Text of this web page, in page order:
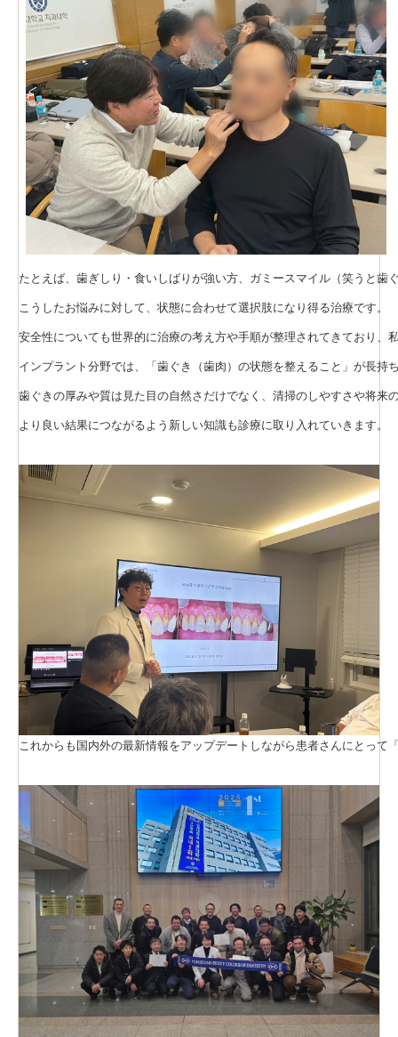
たとえば、歯ぎしり・食いしばりが強い方、ガミースマイル（笑うと
こうしたお悩みに対して、状態に合わせて選択肢になり得る治療です。
安全性についても世界的に治療の考え方や手順が整理されてきており、
インプラント分野では、「歯ぐき（歯肉）の状態を整えること」が長持
歯ぐきの厚みや質は見た目の自然さだけでなく、清掃のしやすさや将来
より良い結果につながるよう新しい知識も診療に取り入れていきます。
これからも国内外の最新情報をアップデートしながら患者さんにとっ